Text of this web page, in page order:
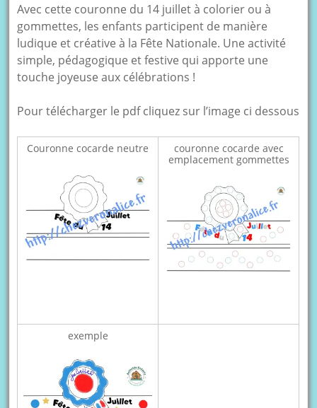
Avec cette couronne du 14 juillet à colorier ou à
gommettes, les enfants participent de manière
ludique et créative à la Fête Nationale. Une activité
simple, pédagogique et festive qui apporte une
touche joyeuse aux célébrations !
Pour télécharger le pdf cliquez sur l’image ci dessous
Couronne cocarde neutre
couronne cocarde avec
emplacement gommettes
exemple